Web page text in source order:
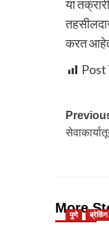
या
करत
More
पुणे